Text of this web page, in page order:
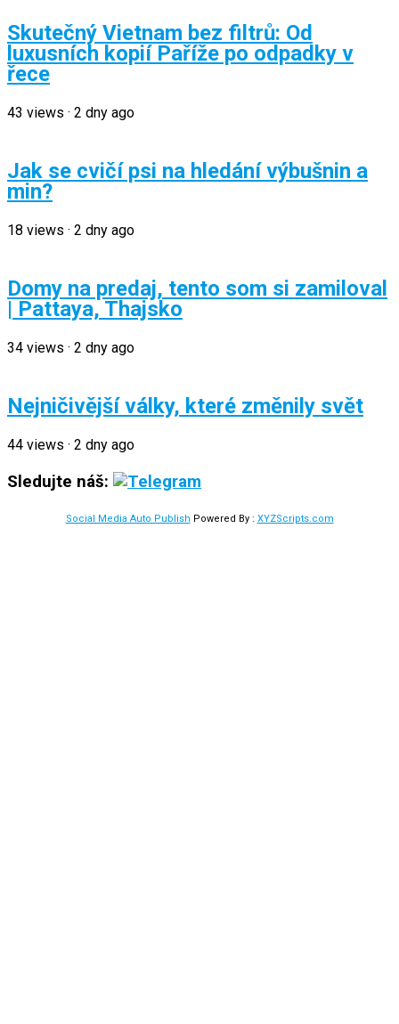
Skutečný Vietnam bez filtrů: Od
luxusních kopií Paříže po odpadky v
řece
43 views · 2 dny ago
Jak se cvičí psi na hledání výbušnin a
min?
18 views · 2 dny ago
Domy na predaj, tento som si zamiloval
| Pattaya, Thajsko
34 views · 2 dny ago
Nejničivější války, které změnily svět
44 views · 2 dny ago
Sledujte náš:
Social Media Auto Publish Powered By : XYZScripts.com